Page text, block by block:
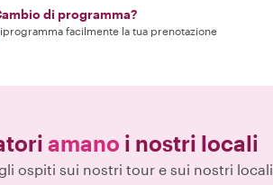
di programma?
facilmente la tua prenotazione
amano i nostri locali
ospiti sui nostri tour e sui nostri locali